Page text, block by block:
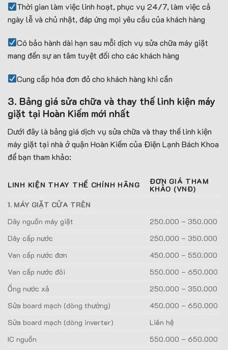
Thời gian làm việc linh hoạt, phục vụ 24/7, làm việc cả
ngày lễ và chủ nhật, đáp ứng mọi yêu cầu của khách hàng
Có bảo hành dài hạn sau mỗi dịch vụ sửa chữa máy giặt
mang đến sự an tâm tuyệt đối cho các khách hàng
Cung cấp hóa đơn đỏ cho khách hàng khi cần
3. Bảng giá sửa chữa và thay thế linh kiện máy
giặt tại Hoàn Kiếm mới nhất
Dưới đây là bảng giá dịch vụ sửa chữa và thay thế linh kiện
máy giặt tại nhà ở quận Hoàn Kiếm của Điện Lạnh Bách Khoa
để bạn tham khảo:
LINH KIỆN THAY THẾ CHÍNH HÃNG ĐƠN GIÁ THAM
KHẢO (VNĐ)
1. MÁY GIẶT CỬA TRÊN
Dây nguồn máy giặt
250.000 – 350.000
Dây cấp nước
250.000 – 350.000
Van cấp nước đơn
450.000 – 550.000
Van cấp nước đôi
550.000 – 650.000
Ống nước xả
250.000 – 350.000
Sửa board mạch (dòng thường)
450.000 – 650.000
Sửa board mạch (dòng inverter)
Liên hệ
IC nguồn
550.000 – 650.000